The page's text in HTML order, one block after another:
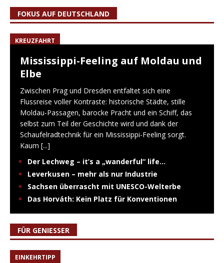
FOKUS AUF DEUTSCHLAND
KREUZFAHRT
Mississippi-Feeling auf Moldau und
Elbe
Zwischen Prag und Dresden entfaltet sich eine
Flussreise voller Kontraste: historische Städte, stille
Moldau-Passagen, barocke Pracht und ein Schiff, das
selbst zum Teil der Geschichte wird und dank der
Schaufelradtechnik für ein Mississippi-Feeling sorgt.
Kaum [...]
Der Lechweg – it’s a „wanderful“ life…
Leverkusen – mehr als nur Industrie
Sachsen überrascht mit UNESCO-Welterbe
Das Horváth: Kein Platz für Konventionen
FÜR GENIESSER
EINKEHRTIPP